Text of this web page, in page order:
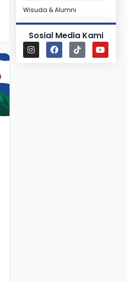
Wisuda & Alumni
Sosial Media Kami